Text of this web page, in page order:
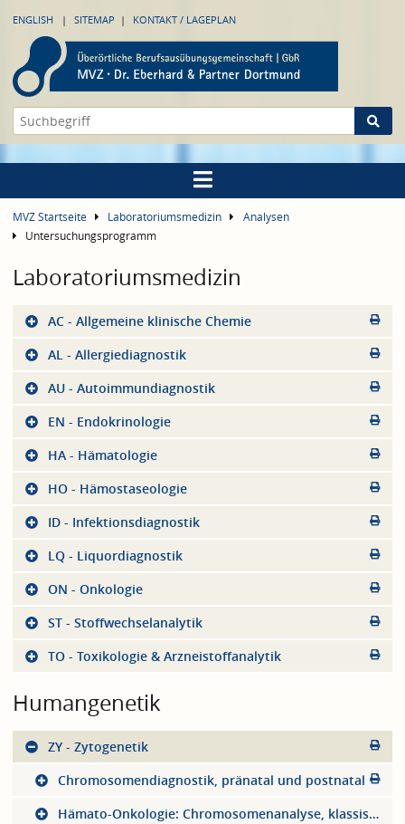
ENGLISH SITEMAP KONTAKT / LAGEPLAN
MVZ Startseite Laboratoriumsmedizin
Analysen
Untersuchungsprogramm
Laboratoriumsmedizin
AC - Allgemeine klinische Chemie
AL - Allergiediagnostik
AU - Autoimmundiagnostik
EN - Endokrinologie
HA - Hämatologie
HO - Hämostaseologie
ID - Infektionsdiagnostik
LQ - Liquordiagnostik
ON - Onkologie
ST - Stoffwechselanalytik
TO - Toxikologie & Arzneistoffanalytik
Humangenetik
ZY - Zytogenetik
Chromosomendiagnostik, pränatal und postnatal
Hämato-Onkologie: Chromosomenanalyse, klassisch